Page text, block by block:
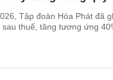
Tập đoàn Hòa Phát đã
thuế, tăng tương ứng